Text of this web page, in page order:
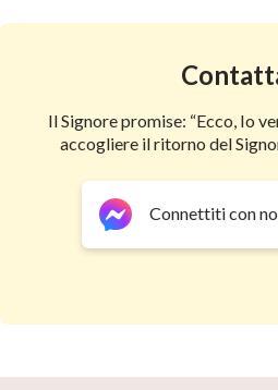
Il Signore promise: “Ecco, Io
accogliere il ritorno del
Connettiti con